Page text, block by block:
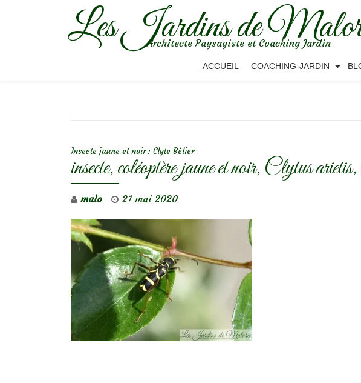
Les Jardins de
Architecte Paysagiste et Coaching Jardin
ACCUEIL COACHING-JARDIN
Insecte jaune et noir : Clyte Bélier
insecte, coléoptère jaune et noir, Clytus
malo 21 mai 2020